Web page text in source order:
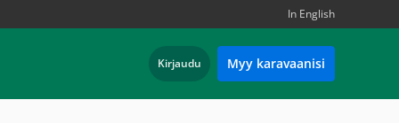
In English
Kirjaudu Myy karavaanisi